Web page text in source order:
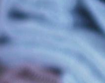
En attendant, notre
18 av. Garibaldi, 87000
Horaires d'été : du mardi
05.55.79.22.49